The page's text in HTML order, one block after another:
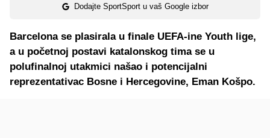
Dodajte SportSport u vaš Google izbor
Barcelona se plasirala u finale UEFA-ine Youth lige,
a u početnoj postavi katalonskog tima se u
polufinalnoj utakmici našao i potencijalni
reprezentativac Bosne i Hercegovine, Eman Košpo.